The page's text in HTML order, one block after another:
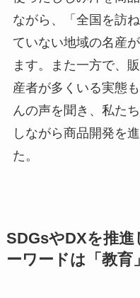
ながら、「全国を訪
ていない地域の名産
ます。また一方で、
産者が多くいる実態
んの声を聞き、私た
しながら商品開発を
た。
SDGsやDXを推
ーワードは「教育